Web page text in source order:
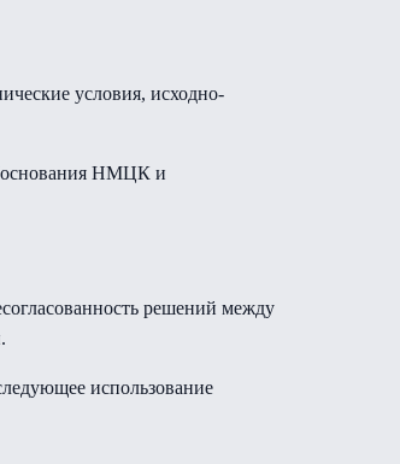
условия, исходно-
НМЦК и
решений между
использование